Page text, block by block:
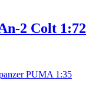
2 Colt 1:72